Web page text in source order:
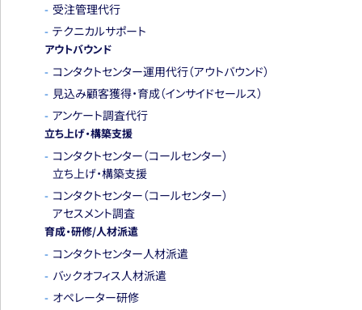
受注管理代行
テクニカルサポート
アウトバウンド
コンタクトセンター運用代行（アウトバウンド）
見込み顧客獲得・育成（インサイドセールス）
アンケート調査代行
立ち上げ・構築支援
コンタクトセンター（コールセンター）
立ち上げ・構築支援
コンタクトセンター（コールセンター）
アセスメント調査
育成・研修/人材派遣
コンタクトセンター人材派遣
バックオフィス人材派遣
オペレーター研修